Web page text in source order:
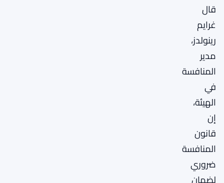
قال
غرايم
رينولدز،
مدير
المنافسة
في
الهيئة،
إن
قانون
المنافسة
ضروري
لضمان